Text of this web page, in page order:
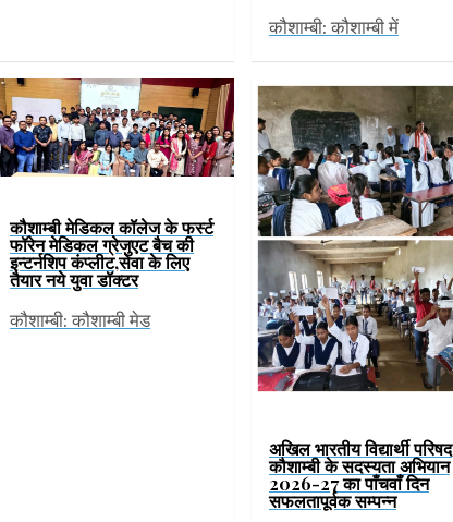
कौशाम्बी: कौशाम्बी में
कौशाम्बी मेडिकल कॉलेज के फर्स्ट
फॉरेन मेडिकल ग्रेजुएट बैच की
इन्टर्नशिप कंप्लीट,सेवा के लिए
तैयार नये युवा डॉक्टर
कौशाम्बी: कौशाम्बी मेड
अखिल भारतीय विद्यार्थी परिषद
कौशाम्बी के सदस्यता अभियान
2026-27 का पाँचवाँ दिन
सफलतापूर्वक सम्पन्न